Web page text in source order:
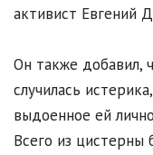
активист Евгений
Он также добавил,
случилась
выдоенное ей
Всего из цистерны